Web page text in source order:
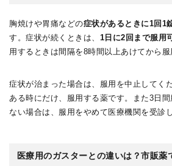
胸焼けや胃痛などの症状があるときに1回1
す。症状が続くときは、 1日に2回まで服用
用するときは間隔を8時間以上あけてから服
症状が治まった場合は、服用を中止してく
ある時にだけ、服用する薬です。また3日
ない場合は、服用をやめて医療機関を受診
医療用のガスターとの違いは？市販薬